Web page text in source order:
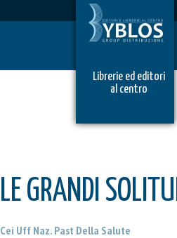
Librerie ed editori
al centro
LE GRANDI
Cei Uff Naz. Past Della Salute